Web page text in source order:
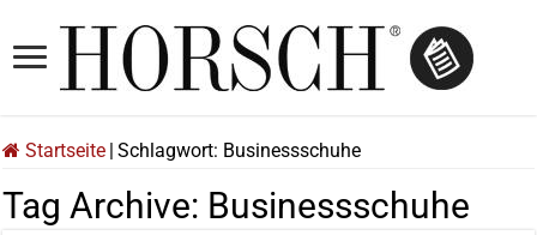
Startseite Schlagwort: Businessschuhe
Tag Archive: Businessschuhe